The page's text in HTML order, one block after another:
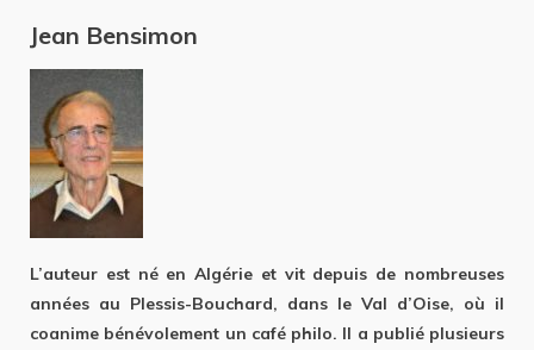
Jean Bensimon
L’auteur est né en Algérie et vit depuis de nombreuses
années au Plessis-Bouchard, dans le Val d’Oise, où il
coanime bénévolement un café philo. Il a publié plusieurs